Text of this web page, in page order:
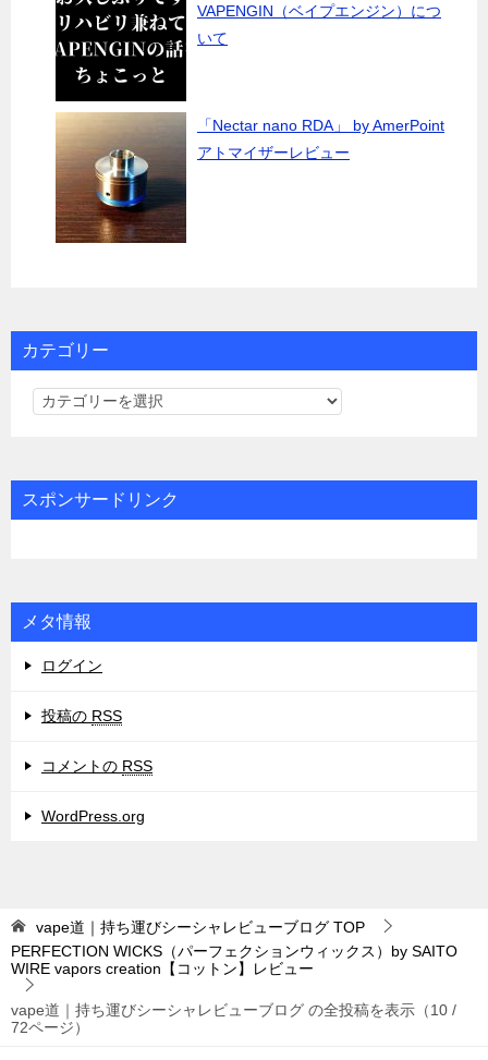
VAPENGIN（ベイプエンジン）につ
いて
「Nectar nano RDA」 by AmerPoint
アトマイザーレビュー
カテゴリー
カ
リ
ー
スポンサードリンク
メタ情報
ログイン
投稿の RSS
コメントの RSS
WordPress.org
vape道｜持ち運びシーシャレビューブログ TOP
PERFECTION WICKS（パーフェクションウィックス）by SAITO
WIRE vapors creation【コットン】レビュー
vape道｜持ち運びシーシャレビューブログ の全投稿を表示（10 /
72ページ）